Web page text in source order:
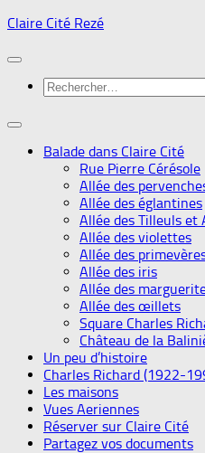
Skip
content
Claire Cité Rezé
Rechercher :
Balade dans Claire Cité
Rue Pierre Cérésole
Allée des
Allée des églantines
Allée des Tilleuls et
Allée des violettes
Allée des
Allée des iris
Allée des
Allée des œillets
Square Charles
Château de la
Un peu d’histoire
Charles Richard (1922-
Les maisons
Vues Aeriennes
Réserver sur Claire Cité
Partagez vos documents